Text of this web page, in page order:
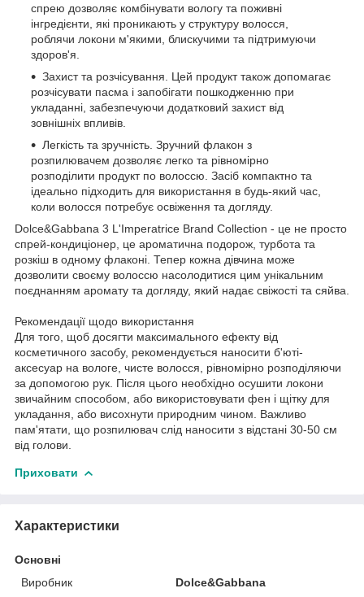
спрею дозволяє комбінувати вологу та поживні
інгредієнти, які проникають у структуру волосся,
роблячи локони м'якими, блискучими та підтримуючи
здоров'я.
Захист та розчісування. Цей продукт також допомагає
розчісувати пасма і запобігати пошкодженню при
укладанні, забезпечуючи додатковий захист від
зовнішніх впливів.
Легкість та зручність. Зручний флакон з
розпилювачем дозволяє легко та рівномірно
розподілити продукт по волоссю. Засіб компактно та
ідеально підходить для використання в будь-який час,
коли волосся потребує освіження та догляду.
Dolce&Gabbana 3 L'Imperatrice Brand Collection - це не просто
спрей-кондиціонер, це ароматична подорож, турбота та
розкіш в одному флаконі. Тепер кожна дівчина може
дозволити своєму волоссю насолодитися цим унікальним
поєднанням аромату та догляду, який надає свіжості та сяйва.
Рекомендації щодо використання
Для того, щоб досягти максимального ефекту від
косметичного засобу, рекомендується наносити б'юті-
аксесуар на вологе, чисте волосся, рівномірно розподіляючи
за допомогою рук. Після цього необхідно осушити локони
звичайним способом, або використовувати фен і щітку для
укладання, або висохнути природним чином. Важливо
пам'ятати, що розпилювач слід наносити з відстані 30-50 см
від голови.
Приховати
Характеристики
Основні
Виробник
Dolce&Gabbana